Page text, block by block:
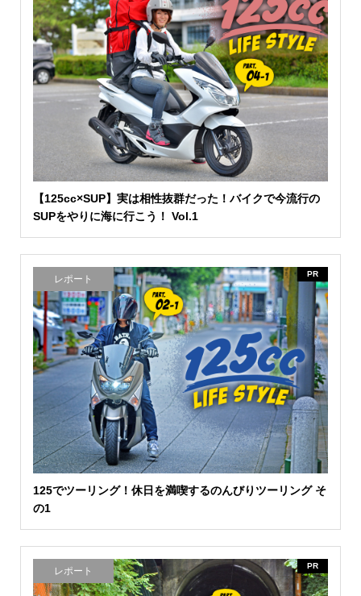
【125cc×SUP】実は相性抜群だった！バイクで今流行の
SUPをやりに海に行こう！ Vol.1
レポート PR
125でツーリング！休日を満喫するのんびりツーリング そ
の1
レポート PR